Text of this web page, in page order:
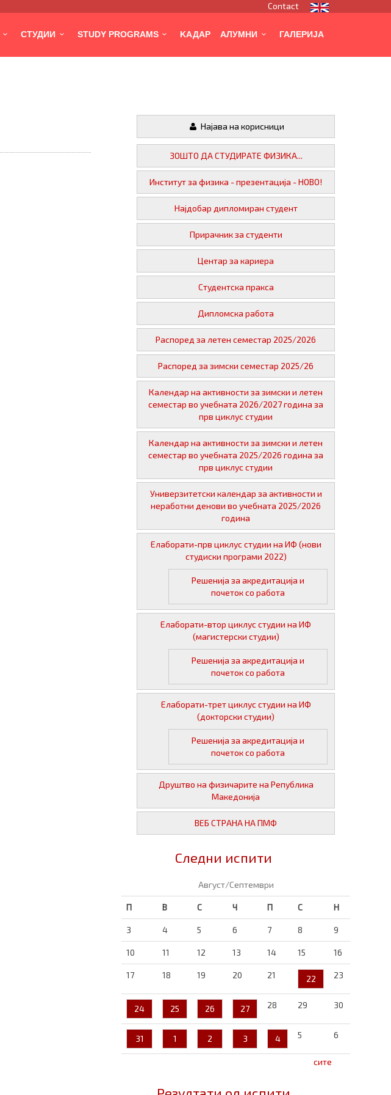
Contact
СТУДИИ STUDY PROGRAMS KАДАР АЛУМНИ ГАЛЕРИЈА
Најава на корисници
ЗОШТО ДА СТУДИРАТЕ ФИЗИКА...
Институт за физика - презентација - НОВО!
Најдобар дипломиран студент
Прирачник за студенти
Центар за кариера
Студентска пракса
Дипломска работа
Распоред за летен семестар 2025/2026
Распоред за зимски семестар 2025/26
Календар на активности за зимски и летен
семестар во учебната 2026/2027 година за
прв циклус студии
Календар на активности за зимски и летен
семестар во учебната 2025/2026 година за
прв циклус студии
Универзитетски календар за активности и
неработни денови во учебната 2025/2026
година
Елаборати-прв циклус студии на ИФ (нови
студиски програми 2022)
Решенија за акредитација и
почеток со работа
Елаборати-втор циклус студии на ИФ
(магистерски студии)
Решенија за акредитација и
почеток со работа
Елаборати-трет циклус студии на ИФ
(докторски студии)
Решенија за акредитација и
почеток со работа
Друштво на физичарите на Република
Македонија
ВЕБ СТРАНА НА ПМФ
Следни испити
Август/Септември
П В С Ч П С Н
3 4 5 6 7 8 9
10 11 12 13 14 15 16
17 18 19 20 21 22 23
24 25 26 27 28 29 30
31 1 2 3 4 5 6
сите